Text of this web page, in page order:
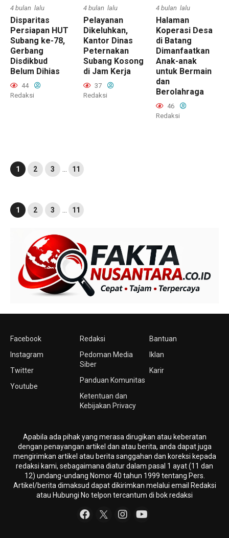
4 bulan lalu
Disparitas
Persiapan HUT
Subang ke-78,
Gerbang
Disdikbud
Belum Dihias
44
Redaksi
4 bulan lalu
Pelayanan
Dikeluhkan,
Kantor Dinas
Peternakan
Subang Kosong
di Jam Kerja
37
Redaksi
4 bulan lalu
Halaman
Koperasi Desa
di Batang
Dimanfaatkan
Anak-anak
untuk Bermain
dan
Berolahraga
46
Redaksi
1 2 3 11
1 2 3 11
Facebook
Instagram
Twitter
Youtube
Redaksi
Pedoman Media
Siber
Panduan Komunitas
Ketentuan dan
Kebijakan Privacy
Bantuan
Iklan
Karir
Apabila ada pihak yang merasa dirugikan atau keberatan
dengan penayangan artikel dan atau berita, anda dapat juga
mengirimkan artikel atau berita sanggahan dan koreksi kepada
redaksi kami, sebagaimana diatur dalam pasal 1 ayat (11 dan
12) undang-undang Nomor 40 tahun 1999 tentang Pers.
Artikel/berita dimaksud dapat dikirimkan melalui email Redaksi
atau Hubungi No telpon tercantum di bok redaksi